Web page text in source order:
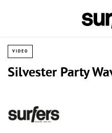
VIDEO
Silvester Party